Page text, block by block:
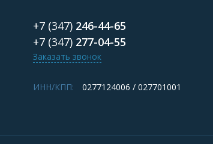
+7 (347) 246-44-65
+7 (347) 277-04-55
Заказать звонок
ИНН/КПП: 0277124006 / 027701001